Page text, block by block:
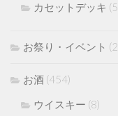
カセットデッキ
お祭り・イベント
お酒 (454)
ウイスキー (8)